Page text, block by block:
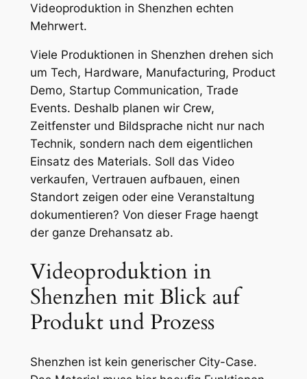
Videoproduktion in Shenzhen echten
Mehrwert.
Viele Produktionen in Shenzhen drehen sich
um Tech, Hardware, Manufacturing, Product
Demo, Startup Communication, Trade
Events. Deshalb planen wir Crew,
Zeitfenster und Bildsprache nicht nur nach
Technik, sondern nach dem eigentlichen
Einsatz des Materials. Soll das Video
verkaufen, Vertrauen aufbauen, einen
Standort zeigen oder eine Veranstaltung
dokumentieren? Von dieser Frage haengt
der ganze Drehansatz ab.
Videoproduktion in
Shenzhen mit Blick auf
Produkt und Prozess
Shenzhen ist kein generischer City-Case.